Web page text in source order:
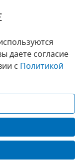
характер и не
даете согласие
с Политикой